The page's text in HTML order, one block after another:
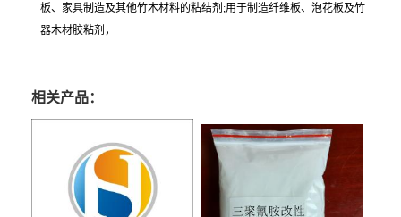
板、家具制造及其他竹木材料的粘结剂;用于制造纤维板、泡花板及竹
器木材胶粘剂，
相关产品：